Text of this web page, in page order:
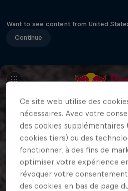
Want to see content from United
Continue
Ce site web utilise des
nécessaires. Avec votre
des cookies supplémentaires
cookies tiers) ou des
fonctionner, à des fins de
optimiser votre expérience
révoquer votre
des cookies en bas de page